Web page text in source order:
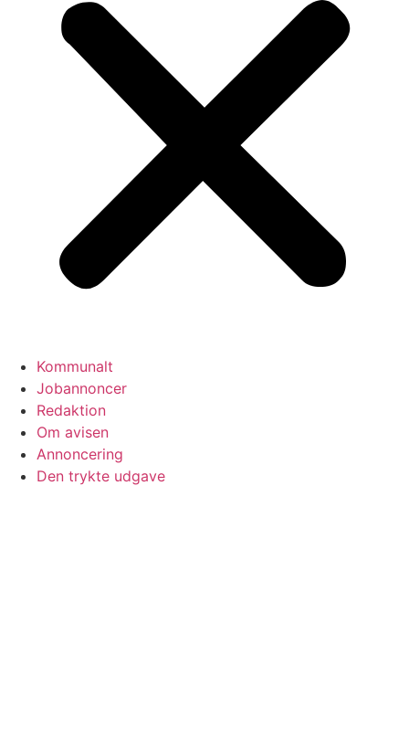
Kommunalt
Jobannoncer
Redaktion
Om avisen
Annoncering
Den trykte udgave